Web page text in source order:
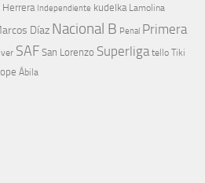
Herrera Independiente kudelka Lamolina
Díaz Nacional B Penal Primera
SAF San Lorenzo Superliga tello Tiki
Ábila